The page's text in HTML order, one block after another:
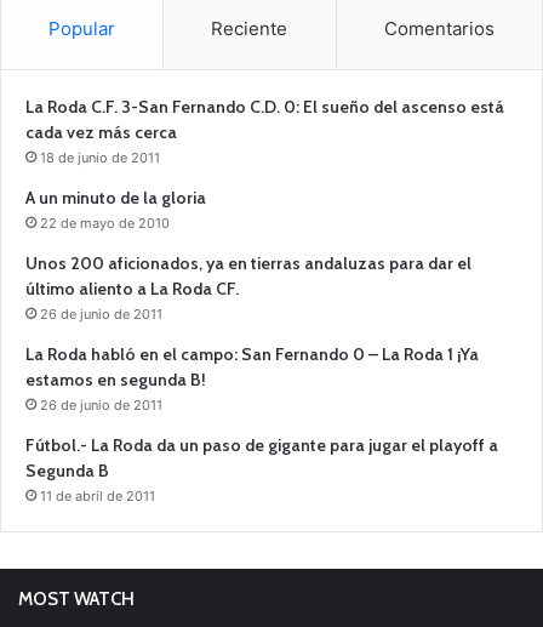
Popular Reciente Comentarios
La Roda C.F. 3-San Fernando C.D. 0: El sueño del ascenso está
cada vez más cerca
18 de junio de 2011
A un minuto de la gloria
22 de mayo de 2010
Unos 200 aficionados, ya en tierras andaluzas para dar el
último aliento a La Roda CF.
26 de junio de 2011
La Roda habló en el campo: San Fernando 0 – La Roda 1 ¡Ya
estamos en segunda B!
26 de junio de 2011
Fútbol.- La Roda da un paso de gigante para jugar el playoff a
Segunda B
11 de abril de 2011
MOST WATCH